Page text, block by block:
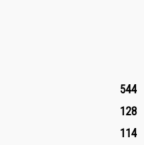
544
128
114